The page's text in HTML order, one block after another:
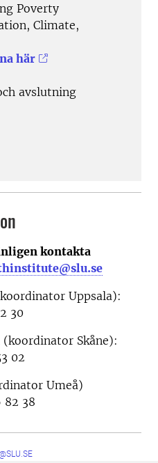
Poverty
Climate,
här
avslutning
kontakta
Uppsala):
30
(koordinator Skåne):
02
Umeå)
38